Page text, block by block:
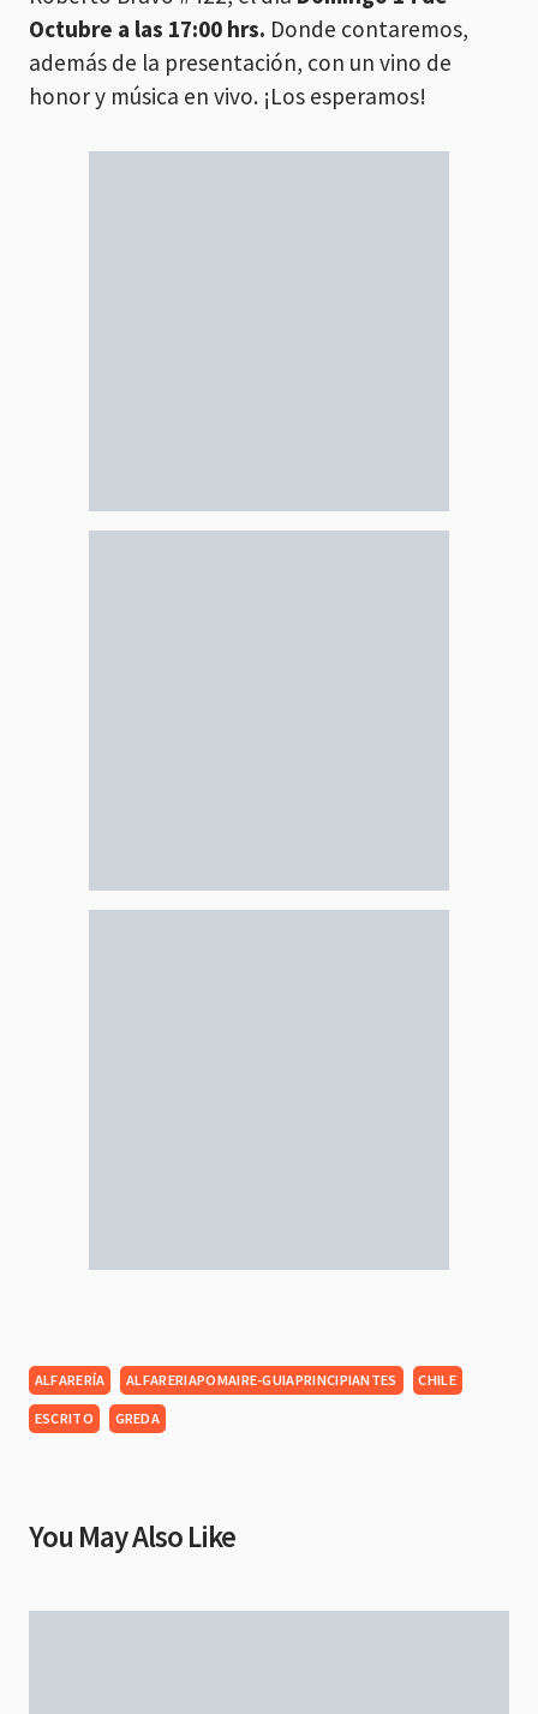
Octubre a las 17:00 hrs. Donde contaremos,
además de la presentación, con un vino de
honor y música en vivo. ¡Los esperamos!
ALFARERÍA ALFARERIAPOMAIRE-GUIAPRINCIPIANTES CHILE
ESCRITO GREDA
You May Also Like